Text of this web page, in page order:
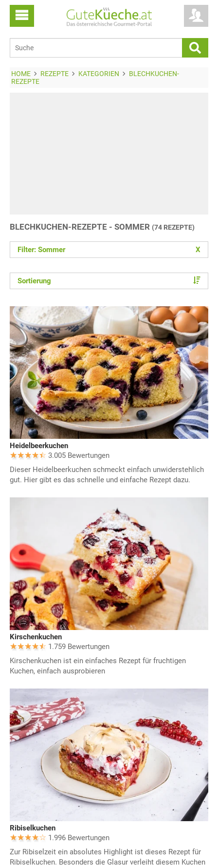
HOME REZEPTE KATEGORIEN
BLECHKUCHEN-
REZEPTE
BLECHKUCHEN-REZEPTE - SOMMER (74 REZEPTE)
Filter: Sommer X
Sortierung
Heidelbeerkuchen
3.005 Bewertungen
Dieser Heidelbeerkuchen schmeckt einfach unwiderstehlich
gut. Hier gibt es das schnelle und einfache Rezept dazu.
Kirschenkuchen
1.759 Bewertungen
Kirschenkuchen ist ein einfaches Rezept für fruchtigen
Kuchen, einfach ausprobieren
Ribiselkuchen
1.996 Bewertungen
Zur Ribiselzeit ein absolutes Highlight ist dieses Rezept für
Ribiselkuchen. Besonders die Glasur verleiht diesem Kuchen